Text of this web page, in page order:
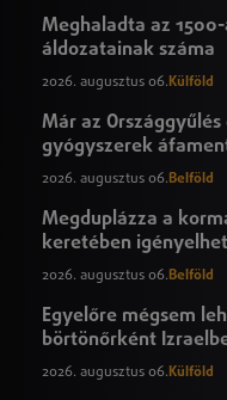
Meghaladta az
áldozatainak száma
2026. augusztus 06. Külföld
Már az
gyógyszerek
törvényjavaslat
2026. augusztus 06.Belföld
Megduplázza a
keretében
2026. augusztus 06.Belföld
Egyelőre mégsem
börtönőrként
2026. augusztus 06. Külföld